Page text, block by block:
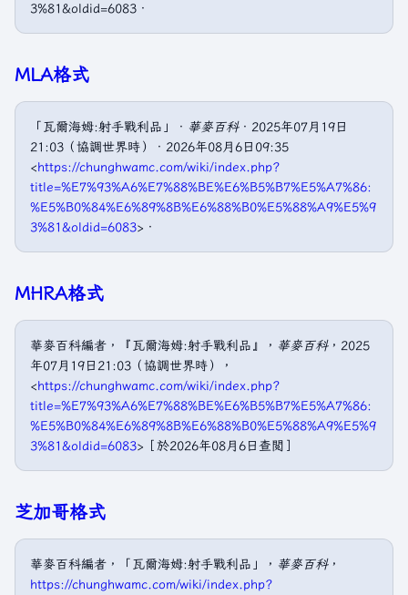
3%81&oldid=6083．
MLA格式
「瓦爾海姆:射手戰利品」． 華麥百科．2025年07月19日
21:03（協調世界時）．2026年08月6日09:35
<https://chunghwamc.com/wiki/index.php?
title=%E7%93%A6%E7%88%BE%E6%B5%B7%E5%A7%86:
%E5%B0%84%E6%89%8B%E6%88%B0%E5%88%A9%E5%9
3%81&oldid=6083>．
MHRA格式
華麥百科編者，『瓦爾海姆:射手戰利品』， 華麥百科，2025
年07月19日21:03（協調世界時），
<https://chunghwamc.com/wiki/index.php?
title=%E7%93%A6%E7%88%BE%E6%B5%B7%E5%A7%86:
%E5%B0%84%E6%89%8B%E6%88%B0%E5%88%A9%E5%9
3%81&oldid=6083>［於2026年08月6日查閲］
芝加哥格式
華麥百科編者，「瓦爾海姆:射手戰利品」， 華麥百科，
https://chunghwamc.com/wiki/index.php?